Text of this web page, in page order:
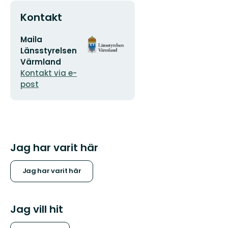
Kontakt
E-
postadress
Maila
Länsstyrelsen
Värmland
Kontakt via e-
post
Organisationens
logotyp
Jag har varit här
Jag har varit här
Jag vill hit